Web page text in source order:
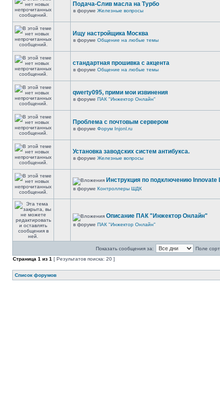
Подача-Слив масла на Турбо
в форуме Железные вопросы
Ищу настройщика Москва
в форуме Общение на любые темы
стандартная прошивка с акцента
в форуме Общение на любые темы
qwerty095, прими мои извинения
в форуме ПАК "Инжектор Онлайн"
Проблема с почтовым сервером
в форуме Форум Injonl.ru
Установка заводских систем антибукса.
в форуме Железные вопросы
Инструкция по подключению Innovate
в форуме Контроллеры ШДК
Описание ПАК "Инжектор Онлайн"
в форуме ПАК "Инжектор Онлайн"
Показать сообщения за:
Поле
Страница 1 из 1 [ Результатов поиска: 20 ]
Список форумов